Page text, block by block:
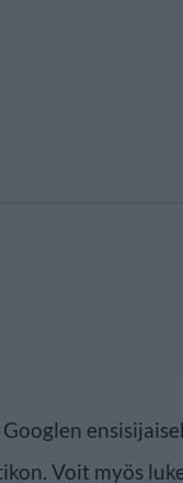
Voit myös